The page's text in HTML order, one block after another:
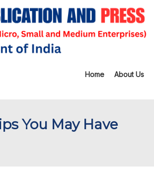
Home About Us
You May Have